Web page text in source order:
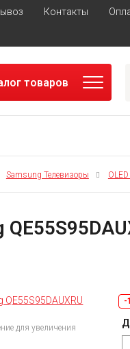
Контакты
товаров
Samsung Телевизоры
для увеличения
-